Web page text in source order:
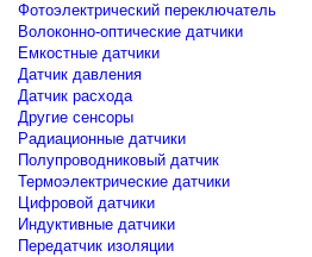
Фотоэлектрический переключатель
Волоконно-оптические датчики
Емкостные датчики
Датчик давления
Датчик расхода
Другие сенсоры
Радиационные датчики
Полупроводниковый датчик
Термоэлектрические датчики
Цифровой датчики
Индуктивные датчики
Передатчик изоляции